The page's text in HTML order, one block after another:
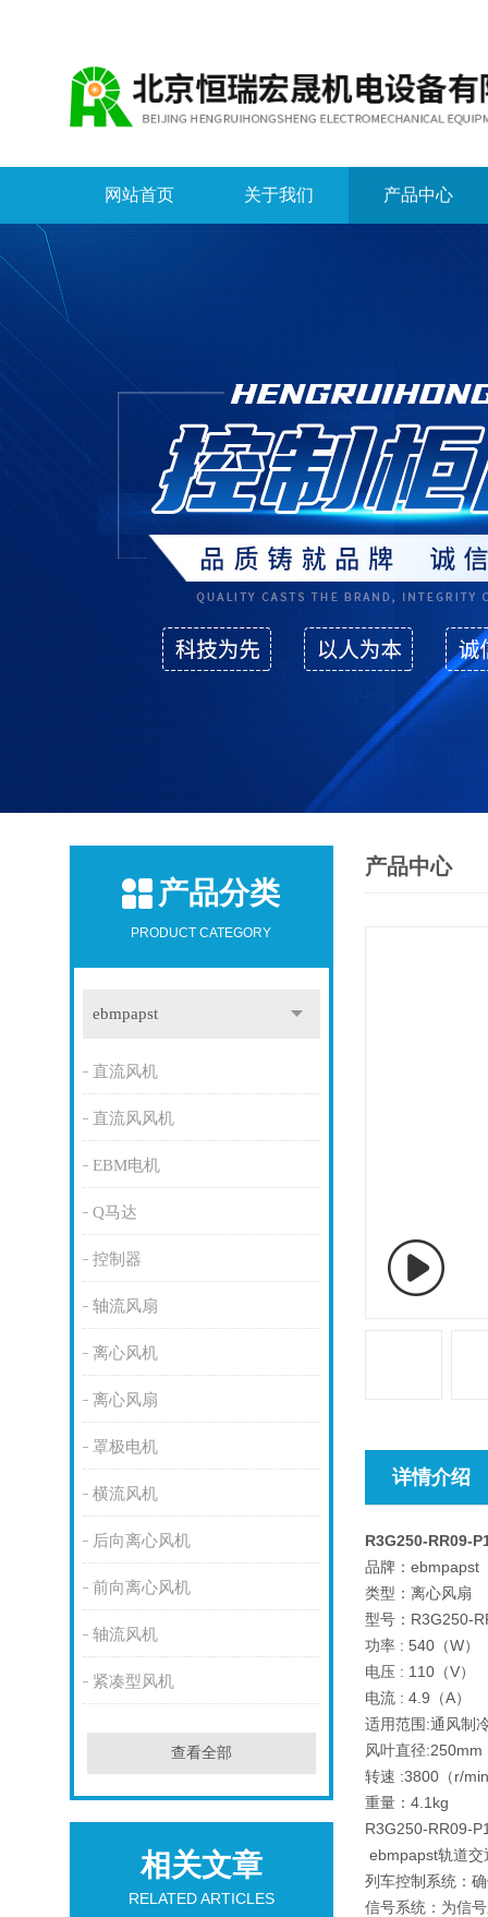
网站首页 关于我们 产品中心
产品分类
PRODUCT CATEGORY
ebmpapst
直流风机
直流风风机
EBM电机
Q马达
控制器
轴流风扇
离心风机
离心风扇
罩极电机
横流风机
后向离心风机
前向离心风机
轴流风机
紧凑型风机
查看全部
相关文章
RELATED ARTICLES
产品中心
详情介绍
R3G250-RR09-
品牌：ebmpapst
类型：离心风扇
型号：R3G250-
功率 : 540（W）
电压 : 110（V）
电流 : 4.9（A）
适用范围:通风制
风叶直径:250mm
转速 :3800（r/
重量：4.1kg
R3G250-RR09-
ebmpapst轨道交
列车控制系统：
信号系统：为信